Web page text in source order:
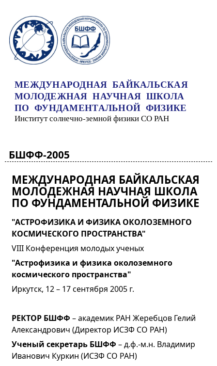
МЕЖДУНАРОДНАЯ БАЙКАЛЬСКАЯ
МОЛОДЕЖНАЯ НАУЧНАЯ ШКОЛА
ПО ФУНДАМЕНТАЛЬНОЙ ФИЗИКЕ
Институт солнечно-земной физики СО РАН
БШФФ-2005
МЕЖДУНАРОДНАЯ БАЙКАЛЬСКАЯ
МОЛОДЕЖНАЯ НАУЧНАЯ ШКОЛА
ПО ФУНДАМЕНТАЛЬНОЙ ФИЗИКЕ
"АСТРОФИЗИКА И ФИЗИКА ОКОЛОЗЕМНОГО
КОСМИЧЕСКОГО ПРОСТРАНСТВА"
VIII Конференция молодых ученых
"Астрофизика и физика околоземного
космического пространства"
Иркутск, 12 – 17 сентября 2005 г.
РЕКТОР БШФФ – академик РАН Жеребцов Гелий
Александрович (Директор ИСЗФ СО РАН)
Ученый секретарь БШФФ – д.ф.-м.н. Владимир
Иванович Куркин (ИСЗФ СО РАН)